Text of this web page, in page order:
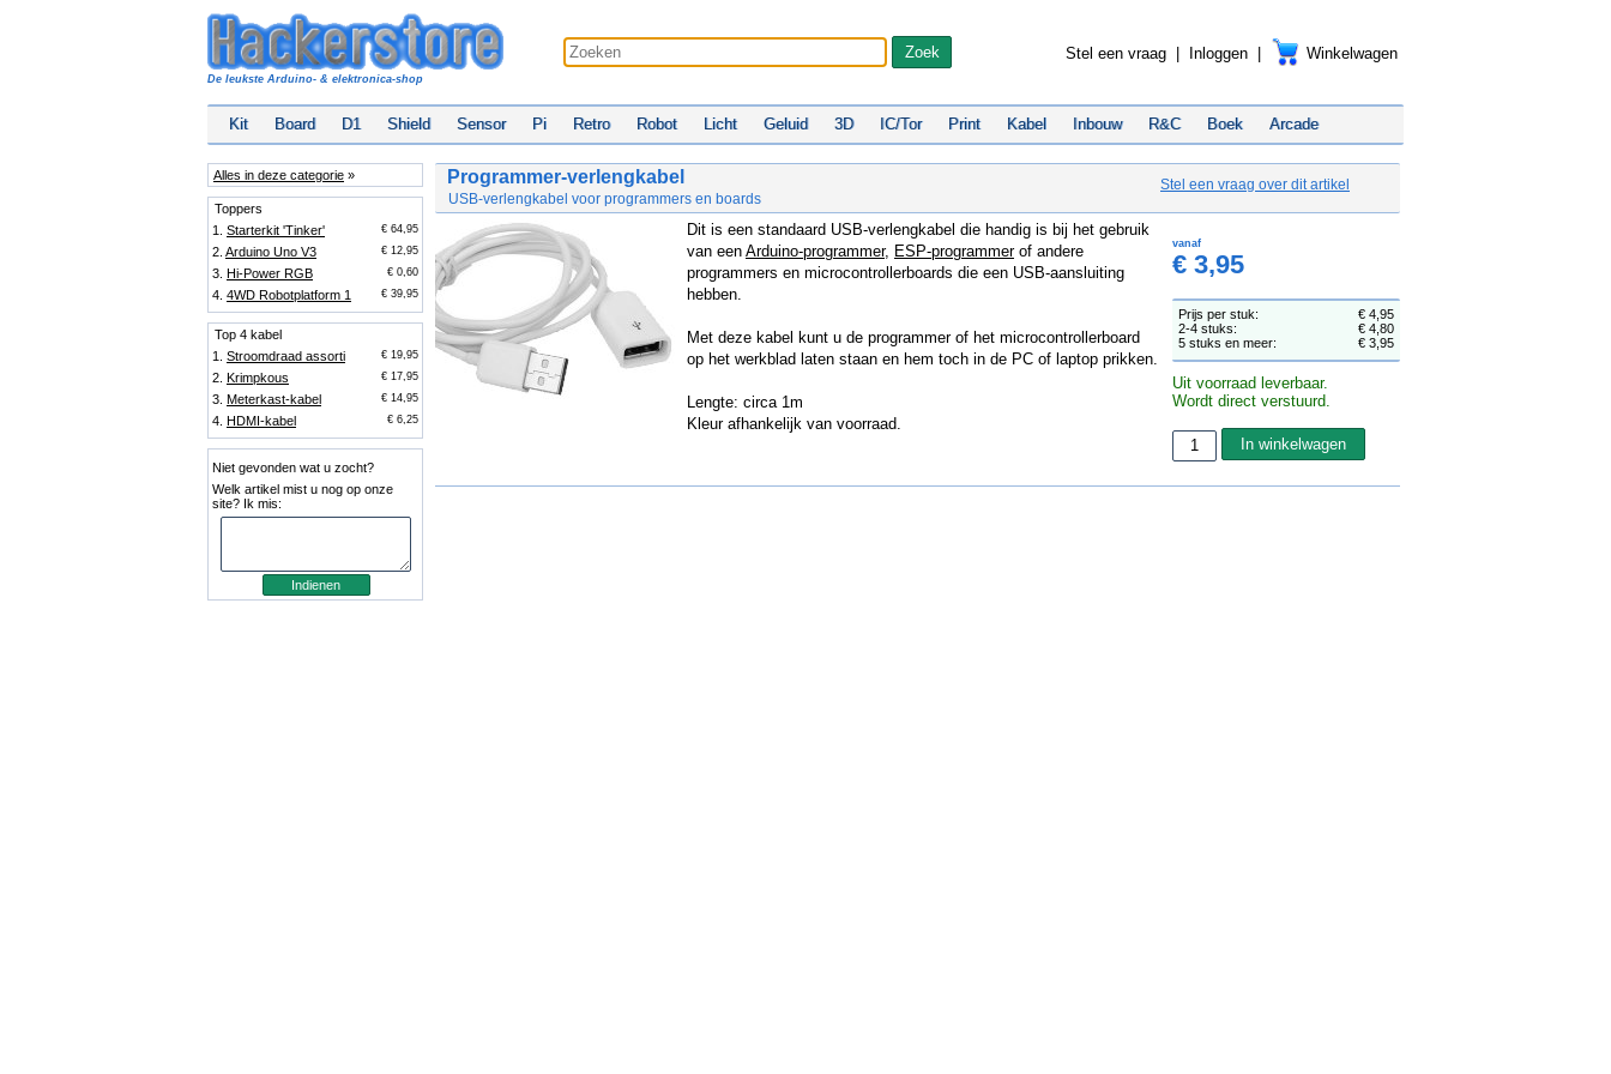
De leukste Arduino- & elektronica-shop
Stel een vraag Inloggen Winkelwagen
Kit Board D1 Shield Sensor Pi Retro Robot Licht Geluid 3D IC/Tor Print Kabel Inbouw R&C Boek Arcade
Alles in deze categorie »
Toppers
1. Starterkit 'Tinker' € 64,95
2. Arduino Uno V3 € 12,95
3. Hi-Power RGB € 0,60
4. 4WD Robotplatform 1 € 39,95
Top 4 kabel
1. Stroomdraad assorti € 19,95
2. Krimpkous € 17,95
3. Meterkast-kabel € 14,95
4. HDMI-kabel € 6,25
Niet gevonden wat u zocht?
Welk artikel mist u nog op onze
site? Ik mis:
Programmer-verlengkabel
USB-verlengkabel voor programmers en boards
Stel een vraag over dit artikel
Dit is een standaard USB-verlengkabel die handig is bij het gebruik
van een Arduino-programmer, ESP-programmerof andere
programmers en microcontrollerboards die een USB-aansluiting
hebben.
Met deze kabel kunt u de programmer of het microcontrollerboard
op het werkblad laten staan en hem toch in de PC of laptop prikken.
Lengte: circa 1m
Kleur afhankelijk van voorraad.
vanaf
€ 3,95
Prijs per stuk:
€ 4,95
2-4 stuks:
€ 4,80
5 stuks en meer:
€ 3,95
Uit voorraad leverbaar.
Wordt direct verstuurd.